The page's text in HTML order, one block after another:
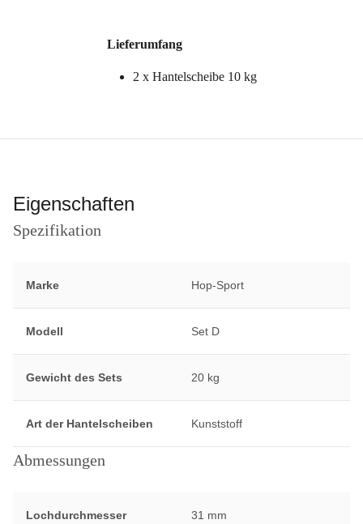
Lieferumfang
2 x Hantelscheibe 10 kg
Eigenschaften
Spezifikation
Marke Hop-Sport
Modell Set D
Gewicht des Sets 20 kg
Art der Hantelscheiben Kunststoff
Abmessungen
Lochdurchmesser 31 mm